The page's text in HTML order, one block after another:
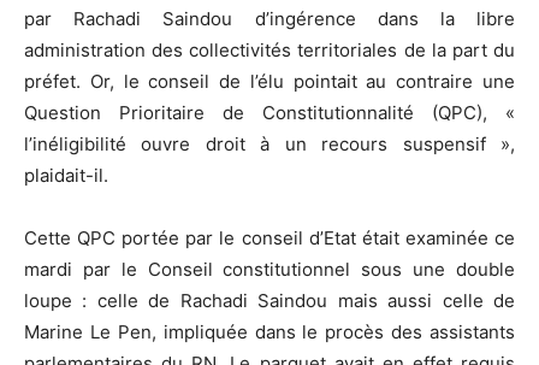
par Rachadi Saindou d’ingérence dans la libre
administration des collectivités territoriales de la part du
préfet. Or, le conseil de l’élu pointait au contraire une
Question Prioritaire de Constitutionnalité (QPC), «
l’inéligibilité ouvre droit à un recours suspensif »,
plaidait-il.
Cette QPC portée par le conseil d’Etat était examinée ce
mardi par le Conseil constitutionnel sous une double
loupe : celle de Rachadi Saindou mais aussi celle de
Marine Le Pen, impliquée dans le procès des assistants